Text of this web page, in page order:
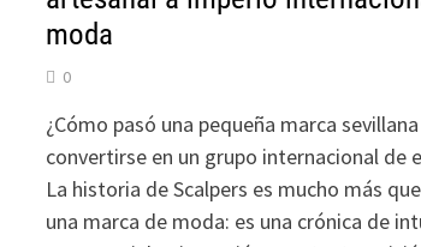
moda
0
¿Cómo pasó una pequeña marca
convertirse en un grupo internacional de
La historia de Scalpers es mucho más
una marca de moda: es una crónica de